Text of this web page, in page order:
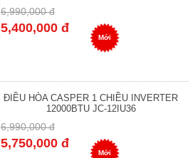
6,990,000 đ
5,400,000 đ
Mới
ĐIỀU HÒA CASPER 1 CHIỀU INVERTER
12000BTU JC-12IU36
6,990,000 đ
5,750,000 đ
Mới